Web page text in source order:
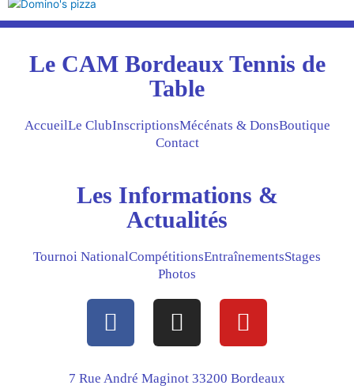
Le CAM Bordeaux Tennis de
Table
AccueilLe ClubInscriptionsMécénats & DonsBoutique
Contact
Les Informations &
Actualités
Tournoi NationalCompétitionsEntraînementsStages
Photos
F
a
e
I
n
t
Y
o
t
7 Rue André Maginot 33200 Bordeaux